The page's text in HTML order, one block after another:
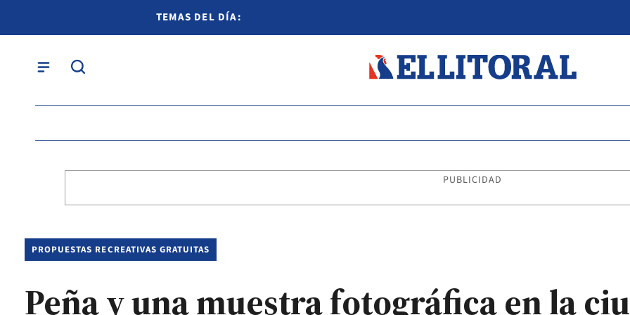
TEMAS DEL DÍA:
PUBLICIDAD
PROPUESTAS RECREATIVAS GRATUITAS
Peña y una muestra fotográfica en la